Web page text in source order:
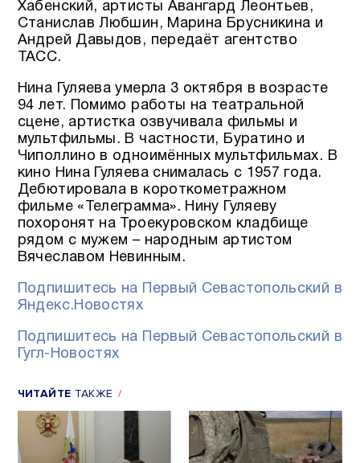
Хабенский, артисты Авангард Леонтьев,
Станислав Любшин, Марина Брусникина и
Андрей Давыдов, передаёт агентство
ТАСС.
Нина Гуляева умерла 3 октября в возрасте
94 лет. Помимо работы на театральной
сцене, артистка озвучивала фильмы и
мультфильмы. В частности, Буратино и
Чиполлино в одноимённых мультфильмах. В
кино Нина Гуляева снималась с 1957 года.
Дебютировала в короткометражном
фильме «Телеграмма». Нину Гуляеву
похоронят на Троекуровском кладбище
рядом с мужем – народным артистом
Вячеславом Невинным.
Подпишитесь на Первый Севастопольский в
Яндекс.Новостях
Подпишитесь на Первый Севастопольский в
Гугл-Новостях
ЧИТАЙТЕ ТАКЖЕ